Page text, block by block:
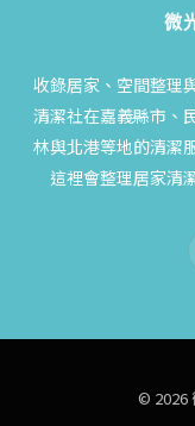
微
收錄居家、空間整理
清潔社在嘉義縣市、
林與北港等地的清潔
這裡會整理居家清
© 2026